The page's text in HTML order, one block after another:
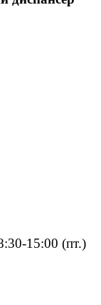
15:00 (пт.)